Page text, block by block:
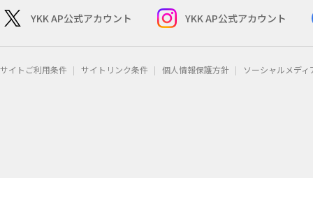
YKK AP公式アカウント YKK AP公式アカウント
サイトご利用条件 サイトリンク条件 個人情報保護方針 ソーシャルメデ